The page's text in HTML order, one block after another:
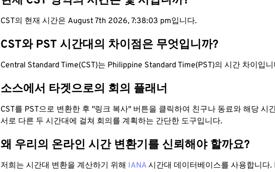
CST의 현재 시간은 August 7th 2026, 7:38:03 pm입니다.
CST와 PST 시간대의 차이점은 무엇입니까?
Central Standard Time(CST)는 Philippine Standard Time(PST)의 시간 차이입
소스에서 타겟으로의 회의 플래너
CST를 PST으로 변환한 후 "링크 복사" 버튼을 클릭하여 친구나 동료와 해당 시
서로 다른 두 시간대에 걸쳐 회의를 계획하는 간단한 도구입니다.
왜 우리의 온라인 시간 변환기를 신뢰해야 할까요?
저희는 시간대 변환을 계산하기 위해 IANA 시간대 데이터베이스를 사용합니다.